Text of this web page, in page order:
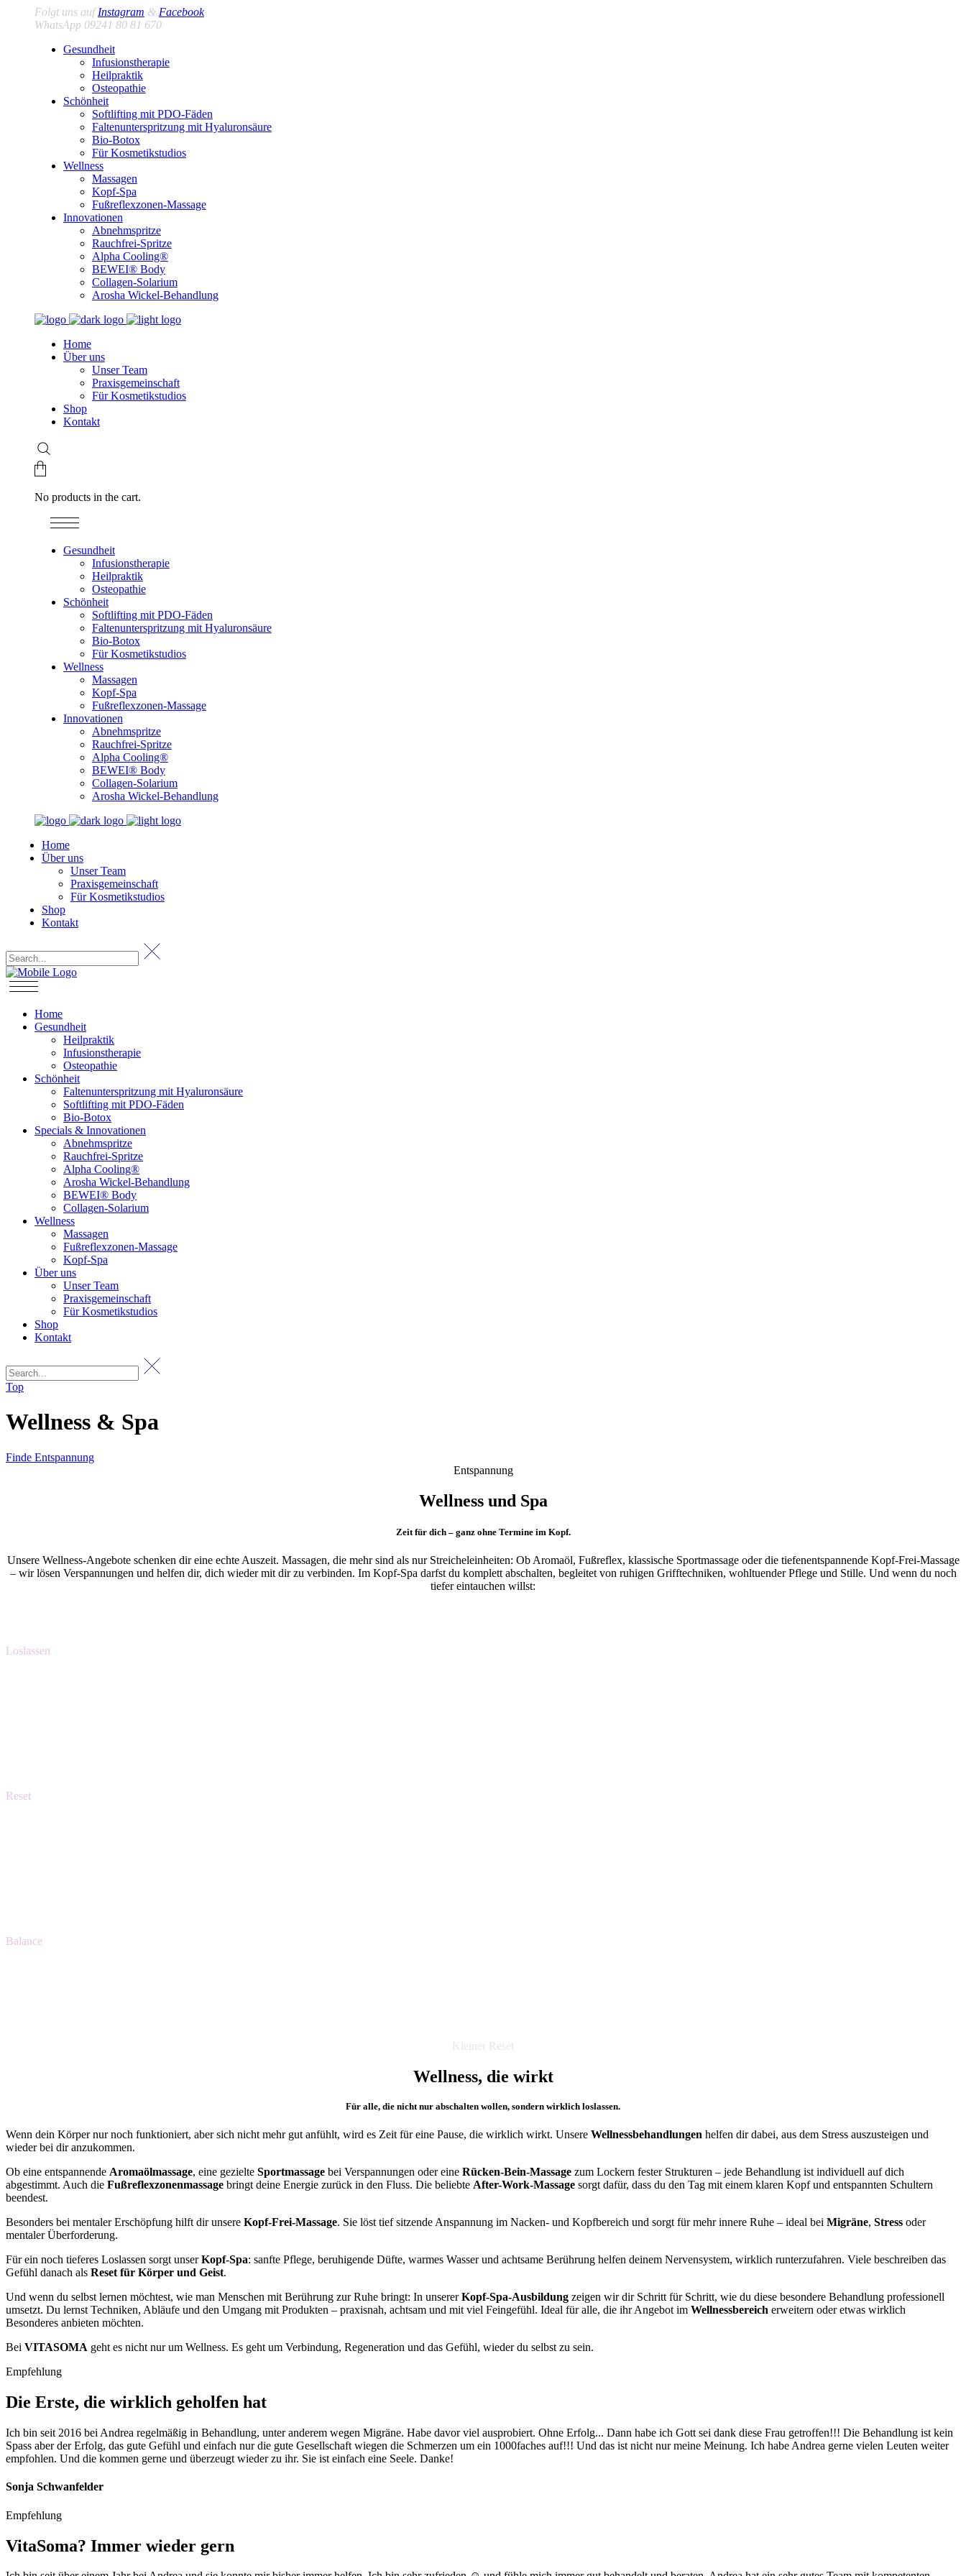
Folgt uns aufInstagram & Facebook
WhatsApp 09241 80 81 670
Gesundheit
Infusionstherapie
Heilpraktik
Osteopathie
Schönheit
Softlifting mit PDO-Fäden
Faltenunterspritzung mit Hyaluronsäure
Bio-Botox
Für Kosmetikstudios
Wellness
Massagen
Kopf-Spa
Fußreflexzonen-Massage
Innovationen
Abnehmspritze
Rauchfrei-Spritze
Alpha Cooling®
BEWEI® Body
Collagen-Solarium
Arosha Wickel-Behandlung
Home
Über uns
Unser Team
Praxisgemeinschaft
Für Kosmetikstudios
Shop
Kontakt
No products in the cart.
Gesundheit
Infusionstherapie
Heilpraktik
Osteopathie
Schönheit
Softlifting mit PDO-Fäden
Faltenunterspritzung mit Hyaluronsäure
Bio-Botox
Für Kosmetikstudios
Wellness
Massagen
Kopf-Spa
Fußreflexzonen-Massage
Innovationen
Abnehmspritze
Rauchfrei-Spritze
Alpha Cooling®
BEWEI® Body
Collagen-Solarium
Arosha Wickel-Behandlung
Home
Über uns
Unser Team
Praxisgemeinschaft
Für Kosmetikstudios
Shop
Kontakt
Home
Gesundheit
Heilpraktik
Infusionstherapie
Osteopathie
Schönheit
Faltenunterspritzung mit Hyaluronsäure
Softlifting mit PDO-Fäden
Bio-Botox
Specials & Innovationen
Abnehmspritze
Rauchfrei-Spritze
Alpha Cooling®
Arosha Wickel-Behandlung
BEWEI® Body
Collagen-Solarium
Wellness
Massagen
Fußreflexzonen-Massage
Kopf-Spa
Über uns
Unser Team
Praxisgemeinschaft
Für Kosmetikstudios
Shop
Kontakt
Top
Wellness & Spa
Finde Entspannung
Entspannung
Wellness und Spa
Zeit für dich – ganz ohne Termine im Kopf.
Unsere Wellness-Angebote schenken dir eine echte Auszeit. Massagen, die mehr sind als nur Streicheleinheiten: Ob Aromaöl, Fußreflex, klassische Sportmassage oder die tiefenentspannende Kopf-Frei-Massage
– wir lösen Verspannungen und helfen dir, dich wieder mit dir zu verbinden. Im Kopf-Spa darfst du komplett abschalten, begleitet von ruhigen Grifftechniken, wohltuender Pflege und Stille. Und wenn du noch
tiefer eintauchen willst:
Loslassen
Reset
Balance
Kleiner Reset
Wellness, die wirkt
Für alle, die nicht nur abschalten wollen, sondern wirklich loslassen.
Wenn dein Körper nur noch funktioniert, aber sich nicht mehr gut anfühlt, wird es Zeit für eine Pause, die wirklich wirkt. Unsere Wellnessbehandlungen helfen dir dabei, aus dem Stress auszusteigen und
wieder bei dir anzukommen.
Ob eine entspannende Aromaölmassage, eine gezielte Sportmassage bei Verspannungen oder eine Rücken-Bein-Massage zum Lockern fester Strukturen – jede Behandlung ist individuell auf dich
abgestimmt. Auch die Fußreflexzonenmassage bringt deine Energie zurück in den Fluss. Die beliebte After-Work-Massage sorgt dafür, dass du den Tag mit einem klaren Kopf und entspannten Schultern
beendest.
Besonders bei mentaler Erschöpfung hilft dir unsere Kopf-Frei-Massage. Sie löst tief sitzende Anspannung im Nacken- und Kopfbereich und sorgt für mehr innere Ruhe – ideal bei Migräne, Stress oder
mentaler Überforderung.
Für ein noch tieferes Loslassen sorgt unserKopf-Spa: sanfte Pflege, beruhigende Düfte, warmes Wasser und achtsame Berührung helfen deinem Nervensystem, wirklich runterzufahren. Viele beschreiben das
Gefühl danach als Reset für Körper und Geist.
Und wenn du selbst lernen möchtest, wie man Menschen mit Berührung zur Ruhe bringt: In unsererKopf-Spa-Ausbildung zeigen wir dir Schritt für Schritt, wie du diese besondere Behandlung professionell
umsetzt. Du lernst Techniken, Abläufe und den Umgang mit Produkten – praxisnah, achtsam und mit viel Feingefühl. Ideal für alle, die ihr Angebot im Wellnessbereich erweitern oder etwas wirklich
Besonderes anbieten möchten.
Bei VITASOMA geht es nicht nur um Wellness. Es geht um Verbindung, Regeneration und das Gefühl, wieder du selbst zu sein.
Empfehlung
Die Erste, die wirklich geholfen hat
Ich bin seit 2016 bei Andrea regelmäßig in Behandlung, unter anderem wegen Migräne. Habe davor viel ausprobiert. Ohne Erfolg... Dann habe ich Gott sei dank diese Frau getroffen!!! Die Behandlung ist kein
Spass aber der Erfolg, das gute Gefühl und einfach nur die gute Gesellschaft wiegen die Schmerzen um ein 1000faches auf!!! Und das ist nicht nur meine Meinung. Ich habe Andrea gerne vielen Leuten weiter
empfohlen. Und die kommen gerne und überzeugt wieder zu ihr. Sie ist einfach eine Seele. Danke!
Sonja Schwanfelder
Empfehlung
VitaSoma? Immer wieder gern